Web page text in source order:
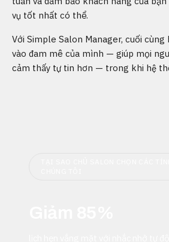
vụ tốt nhất có thể.
Với Simple Salon Manager, cuối
vào đam mê của mình — giúp mọi
cảm thấy tự tin hơn — trong khi hệ